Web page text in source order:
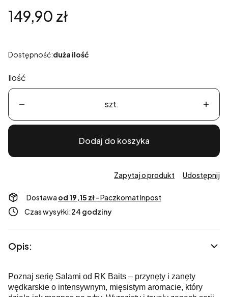
Cena
149,90 zł
Dostępność:duża ilość
Ilość
szt.
Dodaj do koszyka
Zapytaj o produkt Udostępnij
Dostawa od 19,15 zł- Paczkomat Inpost
Czas wysyłki:24 godziny
Opis:
Poznaj serię Salami od RK Baits – przynęty i zanęty
wędkarskie o intensywnym, mięsistym aromacie, który